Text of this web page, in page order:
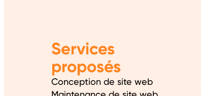
Services
proposés
Conception de site web